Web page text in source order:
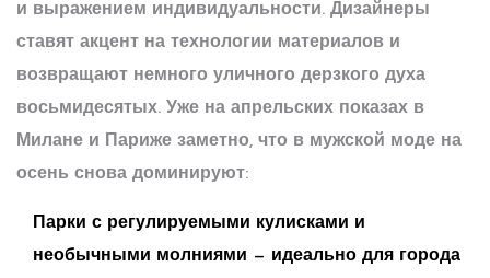
и выражением индивидуальности. Дизайнеры
ставят акцент на технологии материалов и
возвращают немного уличного дерзкого духа
восьмидесятых. Уже на апрельских показах в
Милане и Париже заметно, что в мужской моде на
осень снова доминируют:
Парки с регулируемыми кулисками и
необычными молниями — идеально для города